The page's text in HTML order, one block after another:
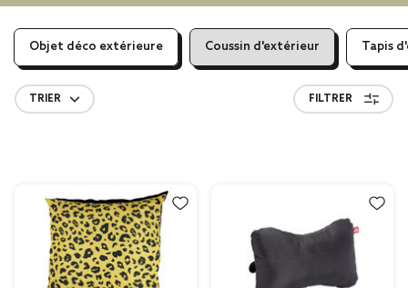
Objet déco extérieure Coussin d'extérieur Tapis
TRIER FILTRER